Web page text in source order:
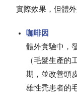
實際效果，但體
咖啡因
體外實驗中，
（毛髮生產的
期，並改善頭
雄性禿患者的